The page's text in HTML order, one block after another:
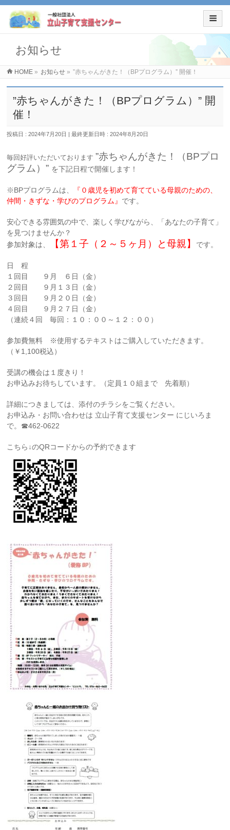
お知らせ
HOME » お知らせ » ”赤ちゃんがきた！（BPプログラム）” 開催！
”赤ちゃんがきた！（BPプログラム）” 開
催！
投稿日 : 2024年7月20日 最終更新日時 : 2024年8月20日
毎回好評いただいております ”赤ちゃんがきた！（BPプロ
グラム）” を下記日程で開催します！
※BPプログラムは、 『０歳児を初めて育てている母親のための、
仲間・きずな・学びのプログラム』 です。
安心できる雰囲気の中で、楽しく学びながら、「あなたの子育て」
を見つけませんか？
参加対象は、
【第１子（２～５ヶ月）と母親】 です。
日 程
１回目 ９月 ６日（金）
２回目 ９月１３日（金）
３回目 ９月２０日（金）
４回目 ９月２７日（金）
（連続４回 毎回：１０：００～１２：００）
参加費無料 ※使用するテキストはご購入していただきます。
（￥1,100税込）
受講の機会は１度きり！
お申込みお待ちしています。（定員１０組まで 先着順）
詳細につきましては、添付のチラシをご覧ください。
お申込み・お問い合わせは 立山子育て支援センター にじいろま
で。☎462-0622
こちら↓のQRコードからの予約できます